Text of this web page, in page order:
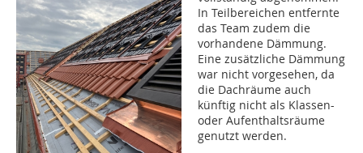
In Teilbereichen ­entfernte
das Team zudem die
vorhandene Dämmung.
Eine zusätzliche Dämmung
war nicht vorgesehen, da
die Dachräume auch
künftig nicht als Klassen-
oder Aufenthaltsräume
genutzt werden.